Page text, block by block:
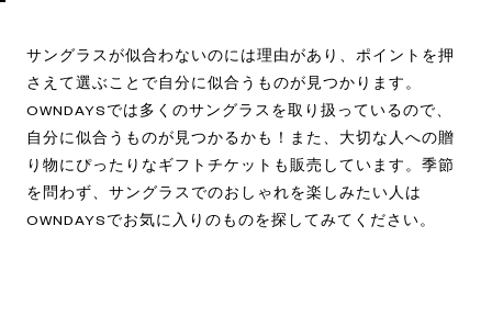
サングラスが似合わないのには理由があり、ポイントを押
さえて選ぶことで自分に似合うものが見つかります。
OWNDAYSでは多くのサングラスを取り扱っているので、
自分に似合うものが見つかるかも！また、大切な人への贈
り物にぴったりなギフトチケットも販売しています。季節
を問わず、サングラスでのおしゃれを楽しみたい人は
OWNDAYSでお気に入りのものを探してみてください。